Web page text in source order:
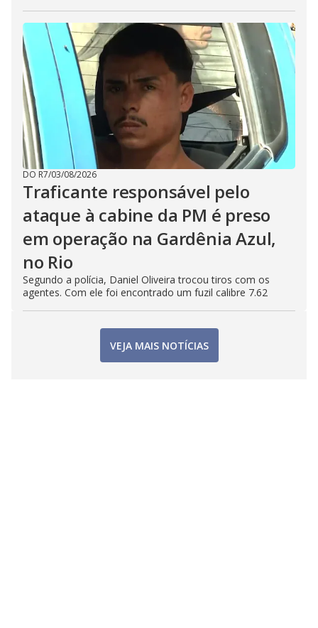
DO R7/03/08/2026
Traficante responsável pelo
ataque à cabine da PM é preso
em operação na Gardênia Azul,
no Rio
Segundo a polícia, Daniel Oliveira trocou tiros com os
agentes. Com ele foi encontrado um fuzil calibre 7.62
VEJA MAIS NOTÍCIAS